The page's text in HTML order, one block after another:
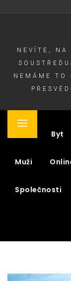
NEVÍTE, NA
NEMÁME TO
Primary
Byt
Muži
Společnosti